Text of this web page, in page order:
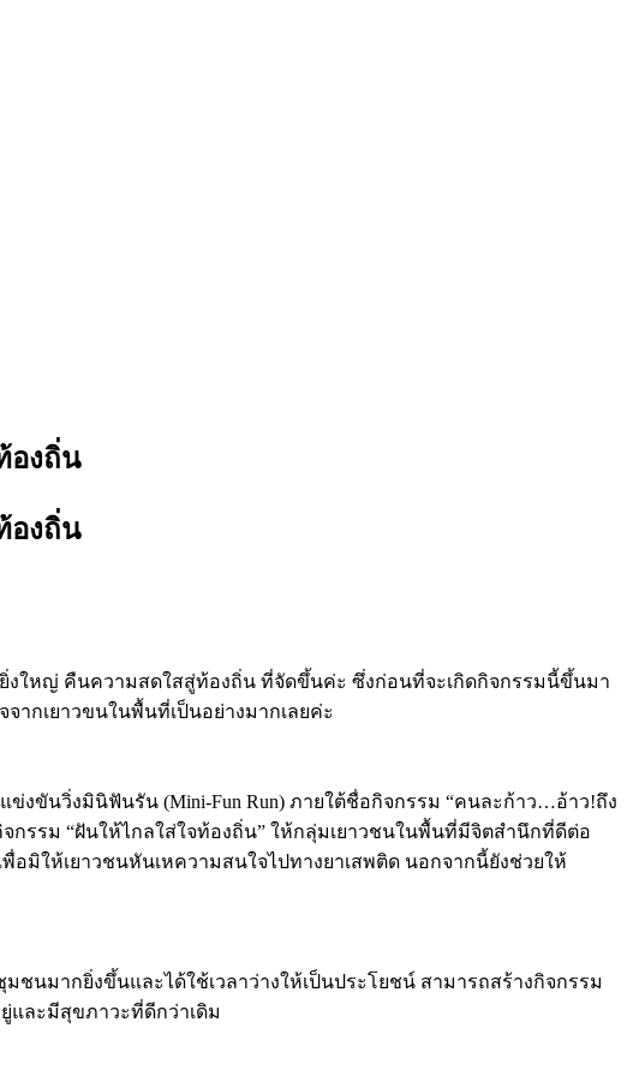
องถิ่น
องถิ่น
ยิ่งใหญ่ คืนความสดใสสู่ท้องถิ่น ที่จัดขึ้นค่ะ ซึ่งก่อนที่จะเกิดกิจกรรมนี้ขึ้นมา
ากเยาวขนในพื้นที่เป็นอย่างมากเลยค่ะ
ขันวิ่งมินิฟันรัน (Mini-Fun Run) ภายใต้ชื่อกิจกรรม “คนละก้าว…อ้าว!ถึง
กรรม “ฝันให้ไกลใส่ใจท้องถิ่น” ให้กลุ่มเยาวชนในพื้นที่มีจิตสำนึกที่ดีต่อ
มิให้เยาวชนหันเหความสนใจไปทางยาเสพติด นอกจากนี้ยังช่วยให้
มากยิ่งขึ้นและได้ใช้เวลาว่างให้เป็นประโยชน์ สามารถสร้างกิจกรรม
และมีสุขภาวะที่ดีกว่าเดิม